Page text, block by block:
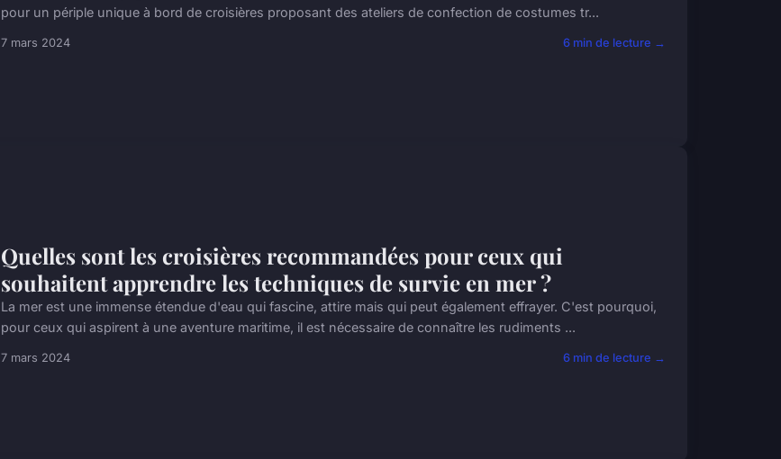
pour un périple unique à bord de croisières proposant des ateliers de confection de costumes tr...
7 mars 2024 6 min de lecture →
Quelles sont les croisières recommandées pour ceux qui
souhaitent apprendre les techniques de survie en mer ?
La mer est une immense étendue d'eau qui fascine, attire mais qui peut également effrayer. C'est pourquoi,
pour ceux qui aspirent à une aventure maritime, il est nécessaire de connaître les rudiments ...
7 mars 2024 6 min de lecture →